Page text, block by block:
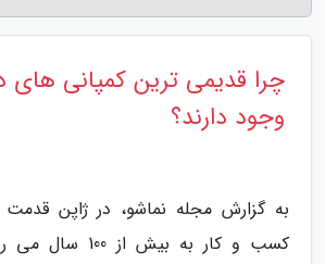
چرا قدیمی ترین کمپانی های
وجود دارند؟
کسب و کار به